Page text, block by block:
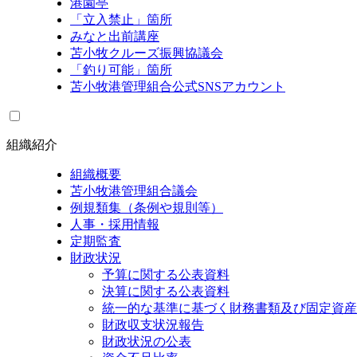
港園亭
「立入禁止」箇所
みなと出前講座
苫小牧クルーズ振興協議会
「釣り可能」箇所
苫小牧港管理組合公式SNSアカウント
組織紹介
組織概要
苫小牧港管理組合議会
例規類集（条例や規則等）
人事・採用情報
定期監査
財政状況
予算に関する公表資料
決算に関する公表資料
統一的な基準に基づく財務書類及び固定資
財政収支状況報告
財政状況の公表